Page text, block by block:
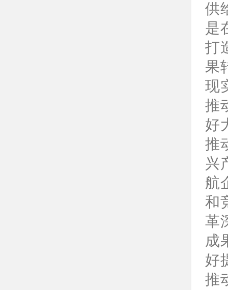
供
是
打
果
现
推
好
推
兴
航
和
革
成
好
推